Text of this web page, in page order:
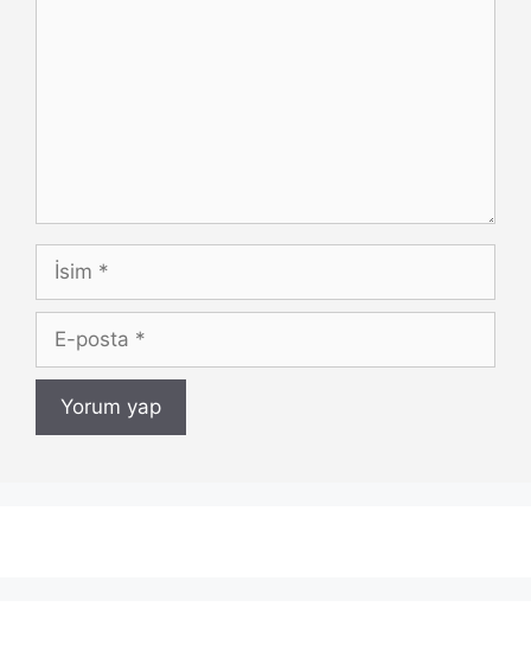
İsim
posta